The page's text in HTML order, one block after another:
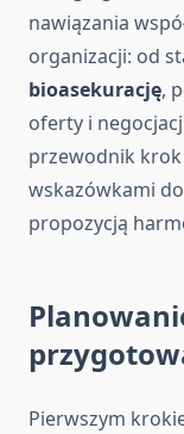
nawiązania
organizacji: od
bioasekurację,
oferty i
przewodnik
wskazówkami
propozycją
Pierwszym